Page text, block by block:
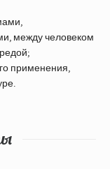
между человеком
применения,